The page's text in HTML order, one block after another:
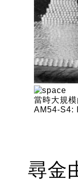
當時大規
AM54-S4:
尋金